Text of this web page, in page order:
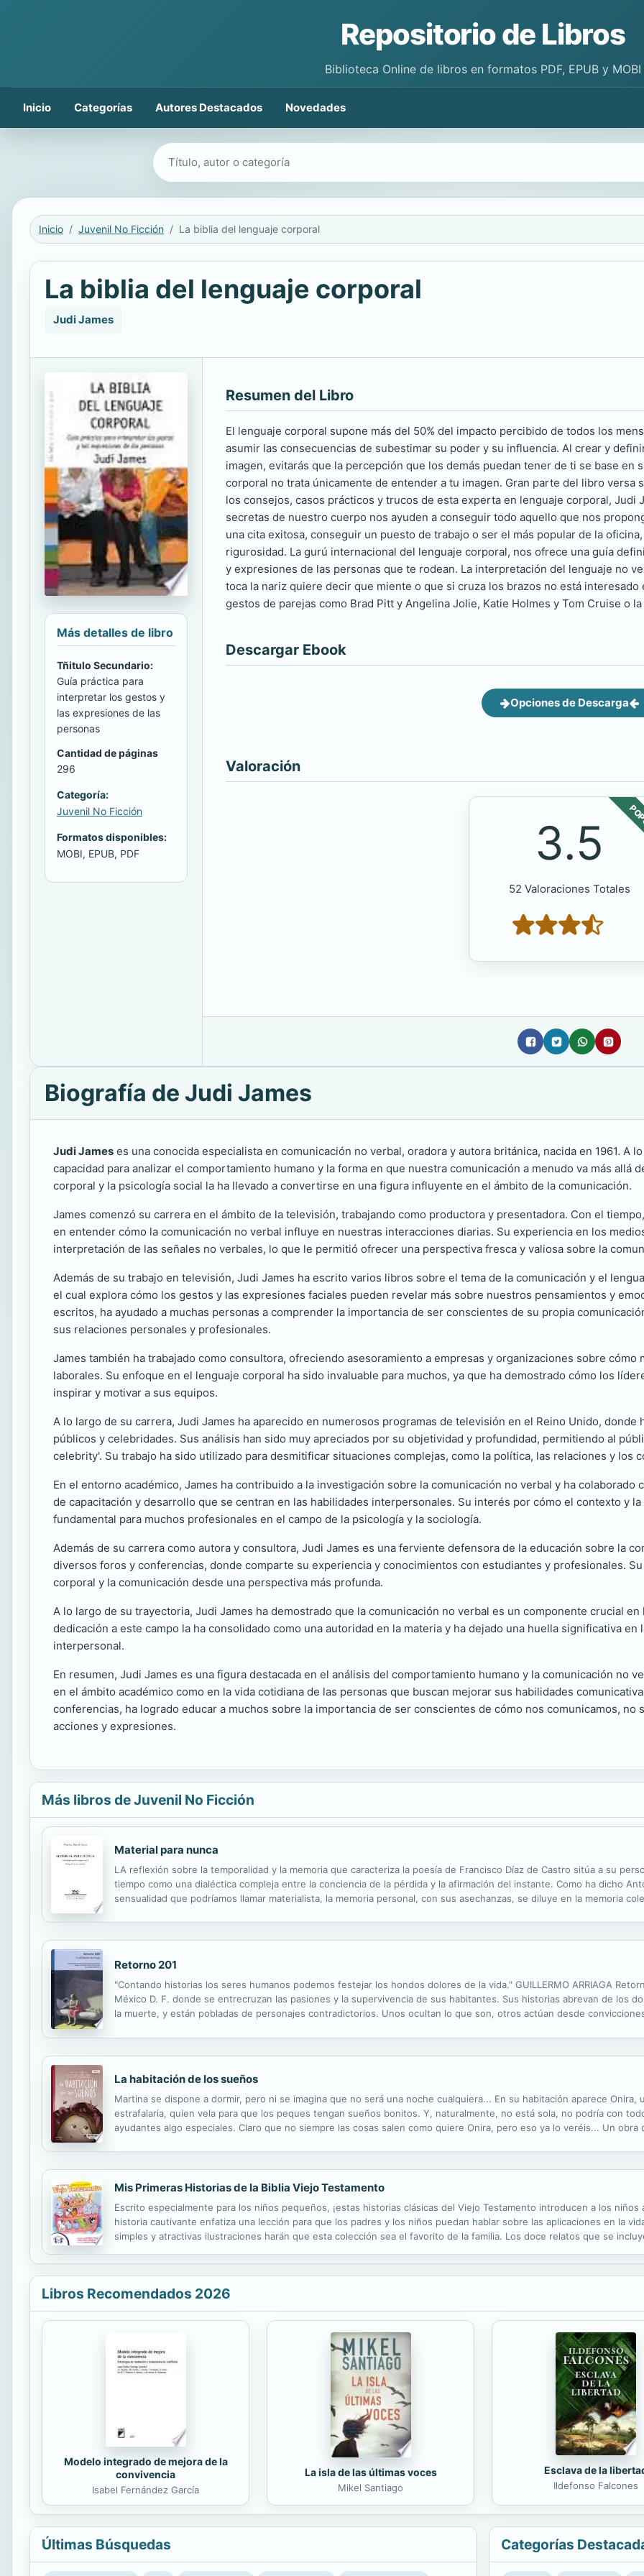
Repositorio de Libros
Biblioteca Online de libros en formatos PDF, EPUB y MOBI
Inicio Categorías Autores Destacados Novedades
Buscar libros
Inicio Juvenil No Ficción La biblia del lenguaje corporal
La biblia del lenguaje corporal
Judi James
Más detalles de libro
Tñitulo Secundario:
Guía práctica para
interpretar los gestos y
las expresiones de las
personas
Cantidad de páginas
296
Categoría:
Juvenil No Ficción
Formatos disponibles:
MOBI, EPUB, PDF
Resumen del Libro
El lenguaje corporal supone más del 50% del impacto percibido de todos los
asumir las consecuencias de subestimar su poder y su influencia. Al crear y
imagen, evitarás que la percepción que los demás puedan tener de ti se base
corporal no trata únicamente de entender a tu imagen. Gran parte del libro versa
los consejos, casos prácticos y trucos de esta experta en lenguaje corporal, Judi
secretas de nuestro cuerpo nos ayuden a conseguir todo aquello que nos
una cita exitosa, conseguir un puesto de trabajo o ser el más popular de la
rigurosidad. La gurú internacional del lenguaje corporal, nos ofrece una guía
y expresiones de las personas que te rodean. La interpretación del lenguaje no
toca la nariz quiere decir que miente o que si cruza los brazos no está
gestos de parejas como Brad Pitt y Angelina Jolie, Katie Holmes y Tom Cruise o
Descargar Ebook
Opciones de Descarga
Valoración
3.5
52 Valoraciones Totales
Biografía de Judi James
Judi James es una conocida especialista en comunicación no verbal, oradora y autora británica, nacida en 1961. A
capacidad para analizar el comportamiento humano y la forma en que nuestra comunicación a menudo va más allá
corporal y la psicología social la ha llevado a convertirse en una figura influyente en el ámbito de la comunicación.
James comenzó su carrera en el ámbito de la televisión, trabajando como productora y presentadora. Con el
en entender cómo la comunicación no verbal influye en nuestras interacciones diarias. Su experiencia en los
interpretación de las señales no verbales, lo que le permitió ofrecer una perspectiva fresca y valiosa sobre la
Además de su trabajo en televisión, Judi James ha escrito varios libros sobre el tema de la comunicación y el
el cual explora cómo los gestos y las expresiones faciales pueden revelar más sobre nuestros pensamientos y
escritos, ha ayudado a muchas personas a comprender la importancia de ser conscientes de su propia
sus relaciones personales y profesionales.
James también ha trabajado como consultora, ofreciendo asesoramiento a empresas y organizaciones sobre
laborales. Su enfoque en el lenguaje corporal ha sido invaluable para muchos, ya que ha demostrado cómo los
inspirar y motivar a sus equipos.
A lo largo de su carrera, Judi James ha aparecido en numerosos programas de televisión en el Reino Unido,
públicos y celebridades. Sus análisis han sido muy apreciados por su objetividad y profundidad, permitiendo al
celebrity'. Su trabajo ha sido utilizado para desmitificar situaciones complejas, como la política, las relaciones y los
En el entorno académico, James ha contribuido a la investigación sobre la comunicación no verbal y ha
de capacitación y desarrollo que se centran en las habilidades interpersonales. Su interés por cómo el contexto y
fundamental para muchos profesionales en el campo de la psicología y la sociología.
Además de su carrera como autora y consultora, Judi James es una ferviente defensora de la educación sobre la
diversos foros y conferencias, donde comparte su experiencia y conocimientos con estudiantes y profesionales.
corporal y la comunicación desde una perspectiva más profunda.
A lo largo de su trayectoria, Judi James ha demostrado que la comunicación no verbal es un componente crucial
dedicación a este campo la ha consolidado como una autoridad en la materia y ha dejado una huella significativa
interpersonal.
En resumen, Judi James es una figura destacada en el análisis del comportamiento humano y la comunicación no
en el ámbito académico como en la vida cotidiana de las personas que buscan mejorar sus habilidades
conferencias, ha logrado educar a muchos sobre la importancia de ser conscientes de cómo nos comunicamos, no
acciones y expresiones.
Más libros de Juvenil No Ficción
Material para nunca
LA reflexión sobre la temporalidad y la memoria que caracteriza la poesía de Francisco Díaz de Castro sitúa a su
tiempo como una dialéctica compleja entre la conciencia de la pérdida y la afirmación del instante. Como ha dicho
sensualidad que podríamos llamar materialista, la memoria personal, con sus asechanzas, se diluye en la memoria
Retorno 201
"Contando historias los seres humanos podemos festejar los hondos dolores de la vida." GUILLERMO ARRIAGA
México D. F. donde se entrecruzan las pasiones y la supervivencia de sus habitantes. Sus historias abrevan de los
la muerte, y están pobladas de personajes contradictorios. Unos ocultan lo que son, otros actúan desde
La habitación de los sueños
Martina se dispone a dormir, pero ni se imagina que no será una noche cualquiera... En su habitación aparece Onira,
estrafalaria, quien vela para que los peques tengan sueños bonitos. Y, naturalmente, no está sola, no podría con
ayudantes algo especiales. Claro que no siempre las cosas salen como quiere Onira, pero eso ya lo veréis... Un
Mis Primeras Historias de la Biblia Viejo Testamento
Escrito especialmente para los niños pequeños, ¡estas historias clásicas del Viejo Testamento introducen a los niños
historia cautivante enfatiza una lección para que los padres y los niños puedan hablar sobre las aplicaciones en la
simples y atractivas ilustraciones harán que esta colección sea el favorito de la familia. Los doce relatos que se
Libros Recomendados 2026
Modelo integrado de mejora de la
convivencia
Isabel Fernández García
La isla de las últimas voces
Mikel Santiago
Esclava de la
Ildefonso Falcones
Últimas Búsquedas Categorías